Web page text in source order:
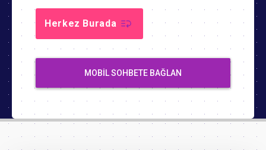
Herkez Burada
MOBIL SOHBETE BAĞLAN